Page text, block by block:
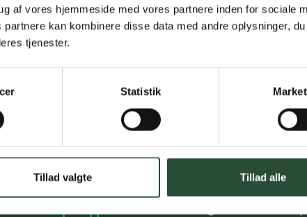
af vores hjemmeside med vores partnere inden for sociale
kan kombinere disse data med andre oplysninger,
tjenester.
Statistik
Tillad valgte Tillad alle
Personlig rådgivning
Få hjælp til din webordre på:
Hurtigt leveringen via GLS, og DAO
Faste lave priser*
Stort udvalg af kendte